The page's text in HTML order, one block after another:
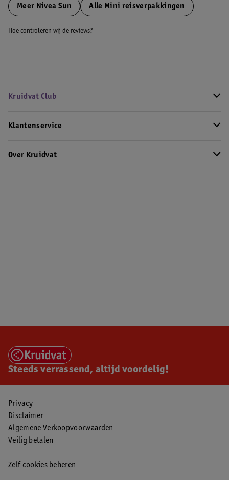
Meer Nivea Sun Alle Mini reisverpakkingen
Hoe controleren wij de reviews?
Kruidvat Club
Klantenservice
Over Kruidvat
Steeds verrassend, altijd voordelig!
Privacy
Disclaimer
Algemene Verkoopvoorwaarden
Veilig betalen
Zelf cookies beheren